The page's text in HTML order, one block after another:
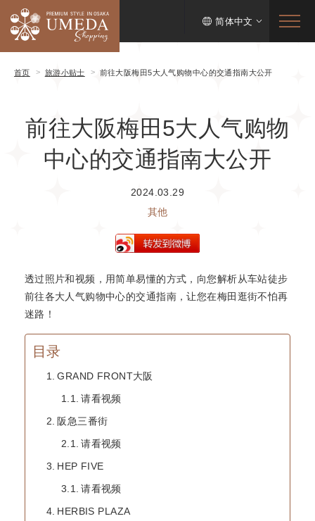
简体中文
首页 旅游小贴士 前往大阪梅田5大人气购物中心的交通指南大公开
前往大阪梅田5大人气购物
中心的交通指南大公开
2024.03.29
其他
透过照片和视频，用简单易懂的方式，向您解析从车站徒步
前往各大人气购物中心的交通指南，让您在梅田逛街不怕再
迷路！
目录
GRAND FRONT大阪
请看视频
阪急三番街
请看视频
HEP FIVE
请看视频
HERBIS PLAZA